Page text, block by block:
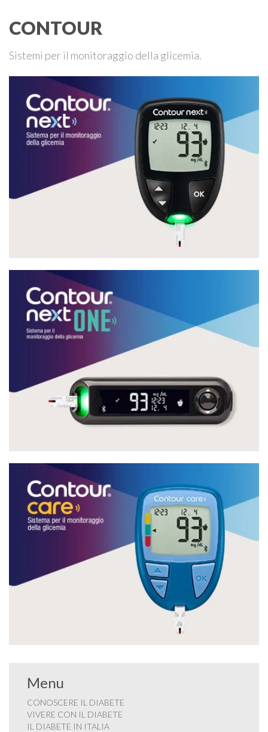
CONTOUR
Sistemi per il monitoraggio della glicemia.
Menu
CONOSCERE IL DIABETE
VIVERE CON IL DIABETE
IL DIABETE IN ITALIA